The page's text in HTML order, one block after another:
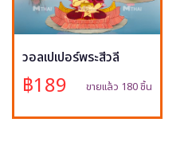
วอลเปเปอร์พระสีวลี
฿189 ขายแล้ว 180 ชิ้น